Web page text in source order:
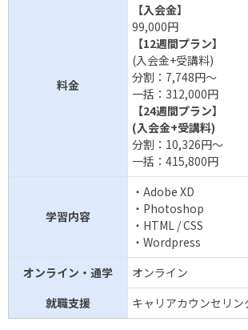
料金
【入会金】
99,000円
【12週間プラン】
(入会金+受講料)
分割：7,748円～
一括：312,000円
【24週間プラン】
(入会金+受講料)
分割：10,326円～
一括：415,800円
学習内容
・Adobe XD
・Photoshop
・HTML / CSS
・Wordpress
オンライン・通学
オンライン
就職支援
キャリアカウンセリン